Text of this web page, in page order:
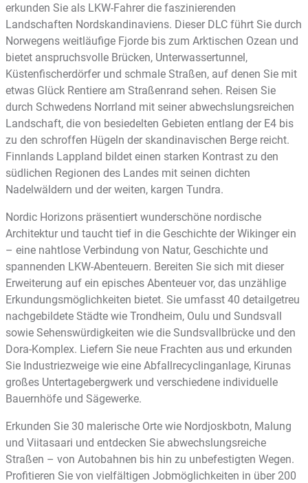
erkunden Sie als LKW-Fahrer die faszinierenden
Landschaften Nordskandinaviens. Dieser DLC führt Sie durch
Norwegens weitläufige Fjorde bis zum Arktischen Ozean und
bietet anspruchsvolle Brücken, Unterwassertunnel,
Küstenfischerdörfer und schmale Straßen, auf denen Sie mit
etwas Glück Rentiere am Straßenrand sehen. Reisen Sie
durch Schwedens Norrland mit seiner abwechslungsreichen
Landschaft, die von besiedelten Gebieten entlang der E4 bis
zu den schroffen Hügeln der skandinavischen Berge reicht.
Finnlands Lappland bildet einen starken Kontrast zu den
südlichen Regionen des Landes mit seinen dichten
Nadelwäldern und der weiten, kargen Tundra.
Nordic Horizons präsentiert wunderschöne nordische
Architektur und taucht tief in die Geschichte der Wikinger ein
– eine nahtlose Verbindung von Natur, Geschichte und
spannenden LKW-Abenteuern. Bereiten Sie sich mit dieser
Erweiterung auf ein episches Abenteuer vor, das unzählige
Erkundungsmöglichkeiten bietet. Sie umfasst 40 detailgetreu
nachgebildete Städte wie Trondheim, Oulu und Sundsvall
sowie Sehenswürdigkeiten wie die Sundsvallbrücke und den
Dora-Komplex. Liefern Sie neue Frachten aus und erkunden
Sie Industriezweige wie eine Abfallrecyclinganlage, Kirunas
großes Untertagebergwerk und verschiedene individuelle
Bauernhöfe und Sägewerke.
Erkunden Sie 30 malerische Orte wie Nordjoskbotn, Malung
und Viitasaari und entdecken Sie abwechslungsreiche
Straßen – von Autobahnen bis hin zu unbefestigten Wegen.
Profitieren Sie von vielfältigen Jobmöglichkeiten in über 200